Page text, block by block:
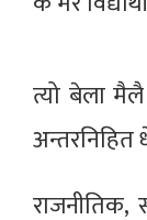
त्यो बेला
राजनीतिक,